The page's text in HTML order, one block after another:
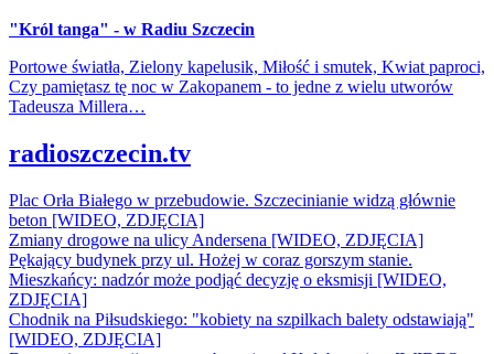
"Król tanga" - w Radiu Szczecin
Portowe światła, Zielony kapelusik, Miłość i smutek, Kwiat paproci,
Czy pamiętasz tę noc w Zakopanem - to jedne z wielu utworów
Tadeusza Millera…
radioszczecin.tv
Plac Orła Białego w przebudowie. Szczecinianie widzą głównie
beton [WIDEO, ZDJĘCIA]
Zmiany drogowe na ulicy Andersena [WIDEO, ZDJĘCIA]
Pękający budynek przy ul. Hożej w coraz gorszym stanie.
Mieszkańcy: nadzór może podjąć decyzję o eksmisji [WIDEO,
ZDJĘCIA]
Chodnik na Piłsudskiego: "kobiety na szpilkach balety odstawiają"
[WIDEO, ZDJĘCIA]